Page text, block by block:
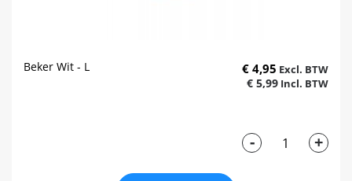
Beker Wit - L € 4,95
€ 5,99
- +